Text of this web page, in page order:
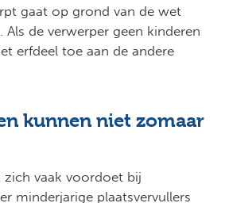
gaat op grond van de wet
Als de verwerper geen kinderen
erfdeel toe aan de andere
kunnen niet zomaar
zich vaak voordoet bij
minderjarige plaatsvervullers